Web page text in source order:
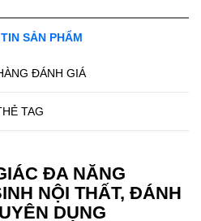
SẢN PHẨM
ĐÁNH GIÁ
TAG
ĐA NĂNG
NỘI THẤT, ĐÁNH
DỤNG